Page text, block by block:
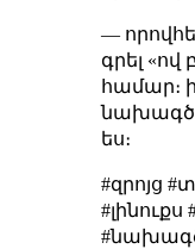
—
գրել «ով
համար։
ես։
#զրոյց